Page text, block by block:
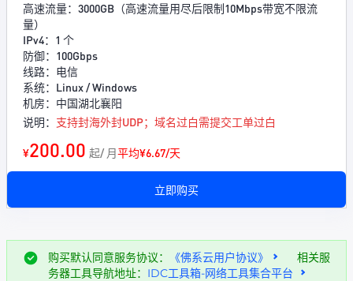
高速流量：3000GB（高速流量用尽后限制10Mbps带宽不限流
量）
IPv4：1 个
防御：100Gbps
线路：电信
系统：Linux / Windows
机房：中国湖北襄阳
说明： 支持封海外封UDP；域名过白需提交工单过白
¥200.00 起/ 月平均¥6.67/天
立即购买
购买默认同意服务协议： 《佛系云用户协议》
相关服
务器工具导航地址： IDC工具箱-网络工具集合平台